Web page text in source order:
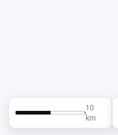
10
km